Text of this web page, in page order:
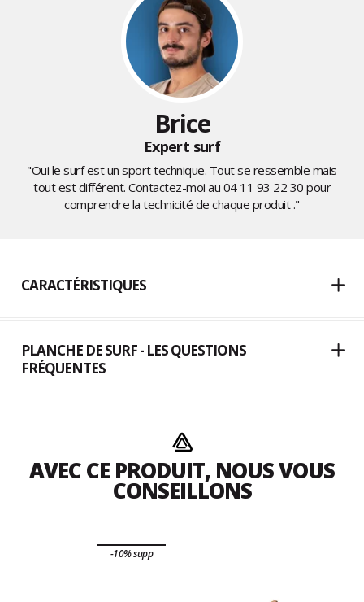
Brice
Expert surf
"Oui le surf est un sport technique. Tout se ressemble mais
tout est différent. Contactez-moi au 04 11 93 22 30 pour
comprendre la technicité de chaque produit ."
CARACTÉRISTIQUES
PLANCHE DE SURF - LES QUESTIONS
FRÉQUENTES
AVEC CE PRODUIT, NOUS VOUS
CONSEILLONS
-10% supp